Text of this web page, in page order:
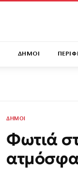
ΔΗΜΟΙ
ΔΗΜΟΙ
Φωτιά